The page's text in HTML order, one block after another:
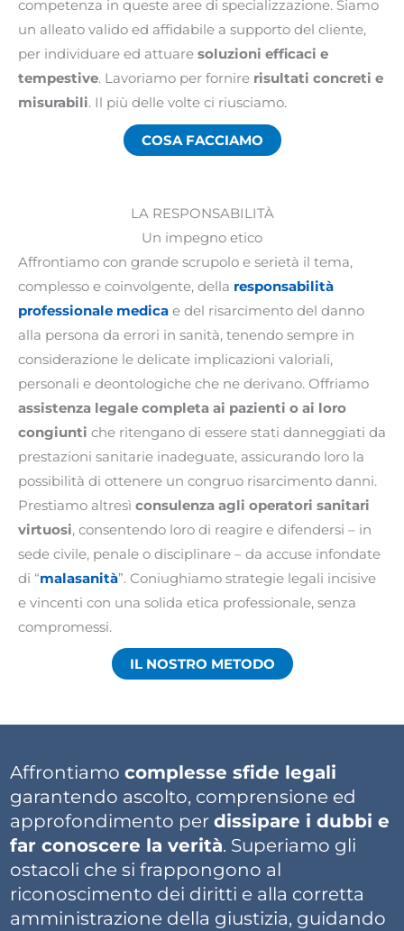
competenza in queste aree di specializzazione. Siamo
un alleato valido ed affidabile a supporto del cliente,
per individuare ed attuare soluzioni efficaci e
tempestive. Lavoriamo per fornire risultati concreti e
misurabili. Il più delle volte ci riusciamo.
COSA FACCIAMO
LA RESPONSABILITÀ
Un impegno etico
Affrontiamo con grande scrupolo e serietà il tema,
complesso e coinvolgente, della responsabilità
professionale medica e del risarcimento del danno
alla persona da errori in sanità, tenendo sempre in
considerazione le delicate implicazioni valoriali,
personali e deontologiche che ne derivano. Offriamo
assistenza legale completa ai pazienti o ai loro
congiunti che ritengano di essere stati danneggiati da
prestazioni sanitarie inadeguate, assicurando loro la
possibilità di ottenere un congruo risarcimento danni.
Prestiamo altresì consulenza agli operatori sanitari
virtuosi, consentendo loro di reagire e difendersi – in
sede civile, penale o disciplinare – da accuse infondate
di “malasanità”. Coniughiamo strategie legali incisive
e vincenti con una solida etica professionale, senza
compromessi.
IL NOSTRO METODO
Affrontiamo complesse sfide legali
garantendo ascolto, comprensione ed
approfondimento per dissipare i dubbi e
far conoscere la verità. Superiamo gli
ostacoli che si frappongono al
riconoscimento dei diritti e alla corretta
amministrazione della giustizia, guidando